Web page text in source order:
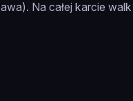
Na całej karcie